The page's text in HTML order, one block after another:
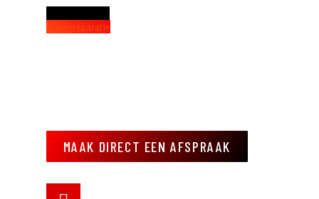
velgenreparatie
MAAK DIRECT EEN AFSPRAAK